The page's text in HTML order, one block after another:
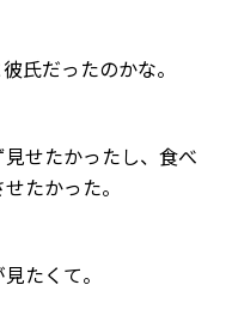
氏だったのかな。
せたかったし、食べ
たかった。
たくて。